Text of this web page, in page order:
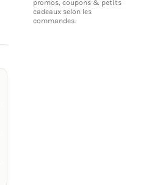
promos, coupons & petits
cadeaux selon les
commandes.